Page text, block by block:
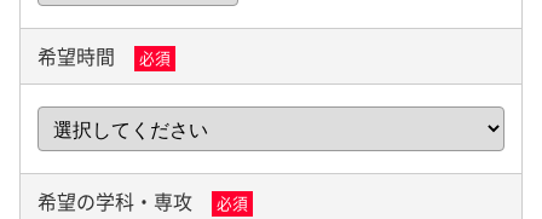
希望時間 必須
希望の学科・専攻 必須